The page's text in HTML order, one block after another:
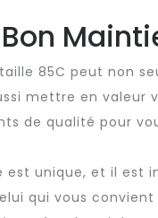
85C peut non
mettre en valeur
de qualité pour
est unique, et il est
qui vous